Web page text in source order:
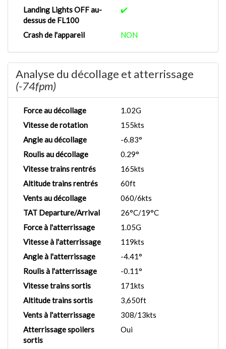
Landing Lights OFF au-
dessus de FL100
✔️
Crash de l'appareil NON
Analyse du décollage et atterrissage
(-74fpm)
Force au décollage
1.02G
Vitesse de rotation
155kts
Angle au décollage
-6.83°
Roulis au décollage
0.29°
Vitesse trains rentrés
165kts
Altitude trains rentrés
60ft
Vents au décollage
060/6kts
TAT Departure/Arrival
26°C/19°C
Force à l'atterrissage
1.05G
Vitesse à l'atterrissage
119kts
Angle à l'atterrissage
-4.41°
Roulis à l'atterrissage
-0.11°
Vitesse trains sortis
171kts
Altitude trains sortis
3,650ft
Vents à l'atterrissage
308/13kts
Atterrissage spoilers
sortis
Oui